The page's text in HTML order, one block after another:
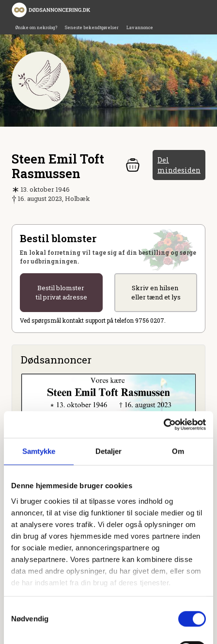
Samtykke Detaljer Om
Denne hjemmeside bruger cookies
Vi bruger cookies til at tilpasse vores indhold og
annoncer, til at vise dig funktioner til sociale medier og til
at analysere vores trafik. Vi deler også oplysninger om
din brug af vores hjemmeside med vores partnere inden
for sociale medier, annonceringspartnere og
analysepartnere. Vores partnere kan kombinere disse
data med andre oplysninger, du har givet dem, eller som
de har indsamlet fra din brug af deres tjenester.
Nødvendig
Ønske om nekrolog? Seneste bekendtgørelser Lav annonce
Steen Emil Toft
Rasmussen
Del
mindesiden
13. oktober 1946
16. august 2023, Holbæk
Bestil blomster
En lokal forretning vil tage sig af din bestilling og sørge
for udbringningen.
Bestil blomster
til privat adresse
Skriv en hilsen
eller tænd et lys
Ved spørgsmål kontakt support på telefon 9756 0207.
Dødsannoncer
Offentligtgjort i Ugeavisen Holbæk (tidl. Ugeavisen By &
Højtideligheden
Torsdag d. 24. august 2023 kl. 11.00
Margrethe-Kapellet
Anders Larsensvej 6, 4300 Holbæk
+
−